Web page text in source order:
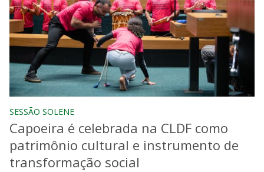
SESSÃO SOLENE
Capoeira é celebrada na CLDF como
patrimônio cultural e instrumento de
transformação social